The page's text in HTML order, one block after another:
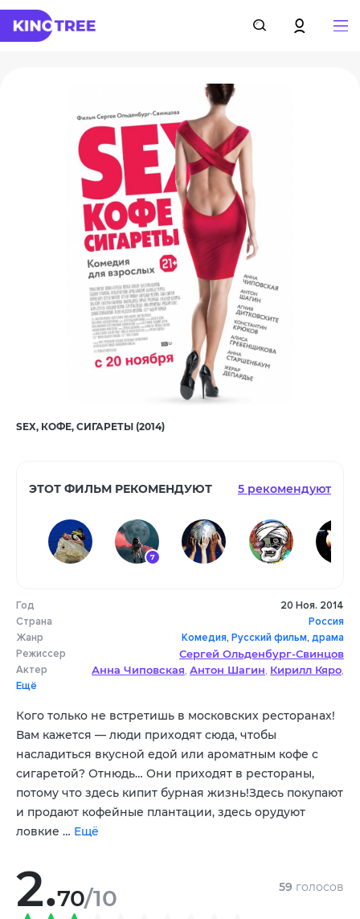
SEX, КОФЕ, СИГАРЕТЫ (2014)
ЭТОТ ФИЛЬМ РЕКОМЕНДУЮТ 5 рекомендуют
7
Год
Страна
Жанр
Режиссер
Актер
Ещё
20 Ноя. 2014
Россия
Комедия, Русский фильм, драма
Сергей Ольденбург-Свинцов
Анна Чиповская, Антон Шагин, Кирилл Кяро,
Лидия Федосеева-Шукшина
Александр Баширов, Александр Песков
Кого только не встретишь в московских ресторанах!
Вам кажется — люди приходят сюда, чтобы
насладиться вкусной едой или ароматным кофе с
сигаретой? Отнюдь… Они приходят в рестораны,
потому что здесь кипит бурная жизнь!Здесь покупают
и продают кофейные плантации, здесь орудуют
ловкие … Ещё
2.70/10 59 голосов